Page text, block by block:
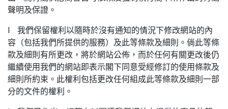
聲明及保證。
l 我們保留權利以隨時於沒有通知的情況下修改網站的內
容（包括我們所提供的服務）及此等條款及細則。倘此等條
款及細則有所更改，將於網站公佈，而於任何有關更改後仍
繼續使用我們的網站即表示閣下同意受經修訂的使用條款及
細則所約束。此權利包括更改任何組成此等條款及細則一部
分的文件的權利。